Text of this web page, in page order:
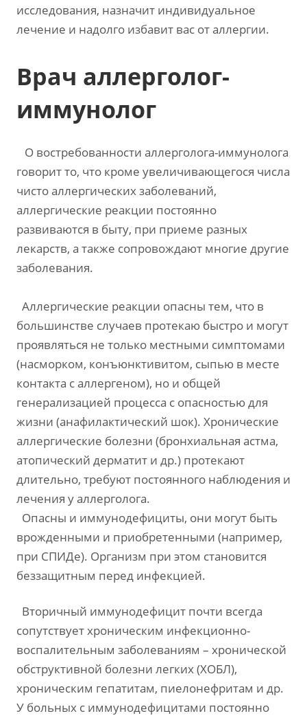
исследования, назначит индивидуальное
лечение и надолго избавит вас от аллергии.
Врач аллерголог-
иммунолог
О востребованности аллерголога-иммунолога
говорит то, что кроме увеличивающегося числа
чисто аллергических заболеваний,
аллергические реакции постоянно
развиваются в быту, при приеме разных
лекарств, а также сопровождают многие другие
заболевания.
Аллергические реакции опасны тем, что в
большинстве случаев протекаю быстро и могут
проявляться не только местными симптомами
(насморком, конъюнктивитом, сыпью в месте
контакта с аллергеном), но и общей
генерализацией процесса с опасностью для
жизни (анафилактический шок). Хронические
аллергические болезни (бронхиальная астма,
атопический дерматит и др.) протекают
длительно, требуют постоянного наблюдения и
лечения у аллерголога.
Опасны и иммунодефициты, они могут быть
врожденными и приобретенными (например,
при СПИДе). Организм при этом становится
беззащитным перед инфекцией.
Вторичный иммунодефицит почти всегда
сопутствует хроническим инфекционно-
воспалительным заболеваниям – хронической
обструктивной болезни легких (ХОБЛ),
хроническим гепатитам, пиелонефритам и др.
У больных с иммунодефицитами постоянно